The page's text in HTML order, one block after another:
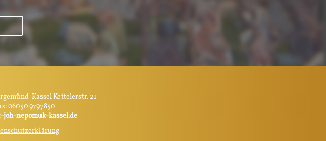
Kassel Kettelerstr. 21
06050 9797850
joh-nepomuk-kassel.de